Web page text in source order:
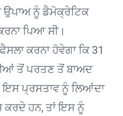
ਉਪਾਅ ਨੂੰ ਡੈਮੋਕ੍ਰੇਟਿਕ
ਪਿਆ ਸੀ।
ਕਰਨਾ ਹੋਵੇਗਾ ਕਿ 31
ਤੋਂ ਪਰਤਣ ਤੋਂ ਬਾਅਦ
ਇਸ ਪ੍ਰਸਤਾਵ ਨੂੰ ਲਿਆਂਦਾ
ਕਰਦੇ ਹਨ, ਤਾਂ ਇਸ ਨੂੰ